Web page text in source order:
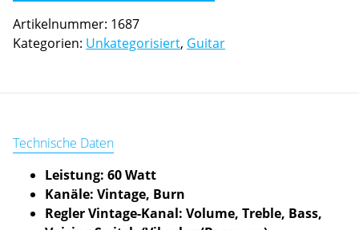
Artikelnummer: 1687
Kategorien: Unkategorisiert, Guitar
Technische Daten
Leistung: 60 Watt
Kanäle: Vintage, Burn
Regler Vintage-Kanal: Volume, Treble, Bass,